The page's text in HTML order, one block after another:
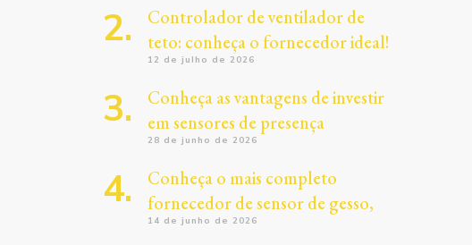
Controlador de ventilador de
teto: conheça o fornecedor ideal!
12 de julho de 2026
Conheça as vantagens de investir
em sensores de presença
28 de junho de 2026
Conheça o mais completo
fornecedor de sensor de gesso,
14 de junho de 2026